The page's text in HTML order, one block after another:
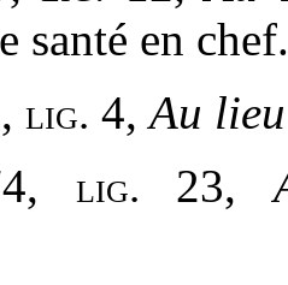
santé en chef.
lig. 4,Au
lig. 23,